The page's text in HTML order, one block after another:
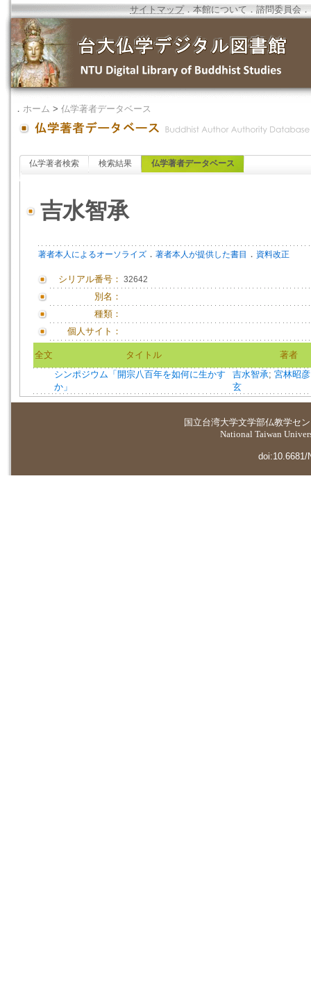
サイトマップ．本館について ．諮問委員会 ．
． ホーム > 仏学著者データベース
仏学著者検索 検索結果 仏学著者データベース
吉水智承
著者本人によるオーソライズ ． 著者本人が提供した書目 ． 資料改正
シリアル番号： 32642
別名：
種類：
個人サイト：
全文 タイトル
著者
シンポジウム「開宗八百年を如何に生かす
か」
吉水智承; 宮林昭彦
玄
国立台湾大学文学部仏教学セ
National Taiwan
doi:10.6681/